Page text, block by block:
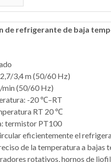
de refrigerante de baja
3,4 m (50/60 Hz)
min (50/60 Hz)
-20 ℃–RT
RT 20 ℃
termistor PT100
eficientemente el
de la temperatura a bajas
rotativos, hornos de